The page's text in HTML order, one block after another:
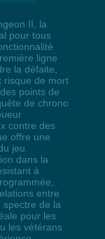
II, la
pour tous
ligne
la défaite,
risque de mort
points de
de chrono
contre des
offre une
jeu.
dans la
à
entre
spectre de la
pour les
les vétérans